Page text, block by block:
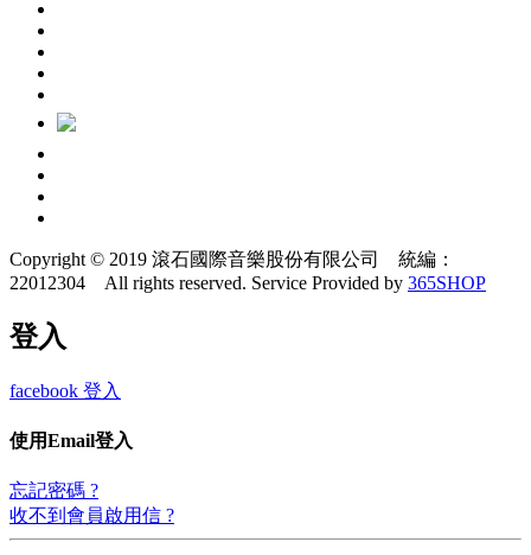
Copyright © 2019 滾石國際音樂股份有限公司 統編：
22012304 All rights reserved. Service Provided by 365SHOP
登入
facebook 登入
使用Email登入
忘記密碼 ?
收不到會員啟用信 ?